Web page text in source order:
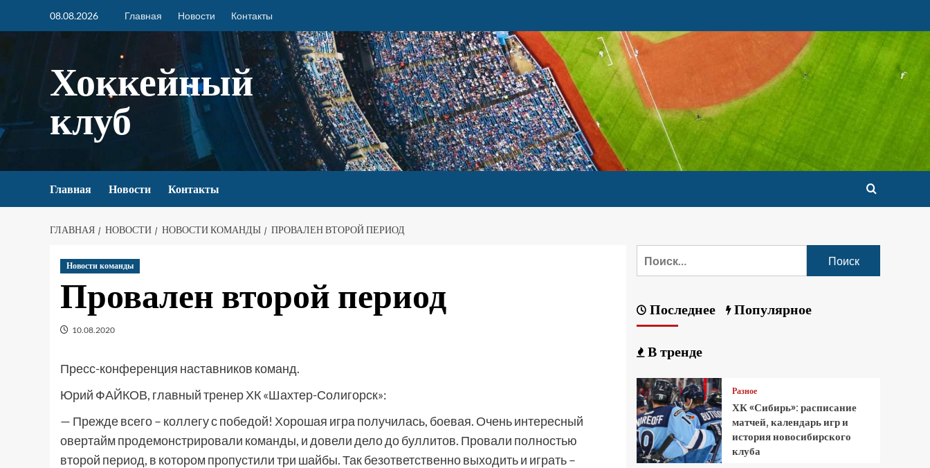
08.08.2026 Главная Новости Контакты
Хоккейный
клуб
Главная Новости Контакты
ГЛАВНАЯ НОВОСТИ НОВОСТИ КОМАНДЫ ПРОВАЛЕН ВТОРОЙ ПЕРИОД
Новости команды
Провален второй период
10.08.2020
Пресс-конференция наставников команд.
Юрий ФАЙКОВ, главный тренер ХК «Шахтер-Солигорск»:
— Прежде всего – коллегу с победой! Хорошая игра получилась, боевая. Очень интересный
овертайм продемонстрировали команды, и довели дело до буллитов. Провали полностью
второй период, в котором пропустили три шайбы. Так безответственно выходить и играть –
Последнее Популярное
В тренде
Разное
ХК «Сибирь»: расписание
матчей, календарь игр и
история новосибирского
клуба